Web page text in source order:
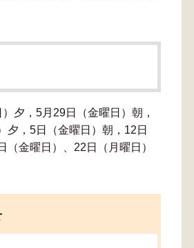
夕，5月29日（金曜日）朝，
夕，5日（金曜日）朝，12日
（金曜日）、22日（月曜日）